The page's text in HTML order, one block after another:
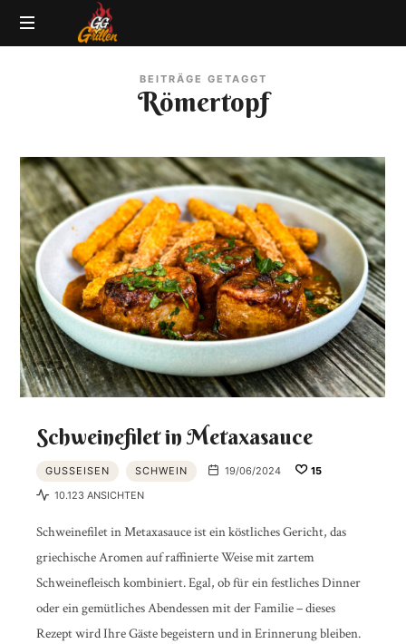
GG-
|
BBQ
Lexikon
BEITRÄGE GETAGGT
Römertopf
Schweinefilet in Metaxasauce
GUSSEISEN SCHWEIN 19/06/2024
15
10.123 ANSICHTEN
Schweinefilet in Metaxasauce ist ein köstliches Gericht, das
griechische Aromen auf raffinierte Weise mit zartem
Schweinefleisch kombiniert. Egal, ob für ein festliches Dinner
oder ein gemütliches Abendessen mit der Familie – dieses
Rezept wird Ihre Gäste begeistern und in Erinnerung bleiben.